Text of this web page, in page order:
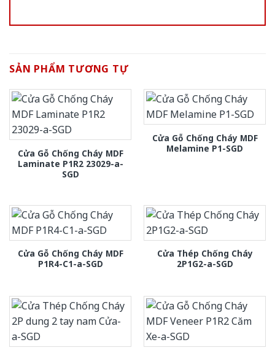
SẢN PHẨM TƯƠNG TỰ
Cửa Gỗ Chống Cháy MDF
Laminate P1R2 23029-a-
SGD
Cửa Gỗ Chống Cháy MDF
Melamine P1-SGD
Cửa Gỗ Chống Cháy MDF
P1R4-C1-a-SGD
Cửa Thép Chống Cháy
2P1G2-a-SGD